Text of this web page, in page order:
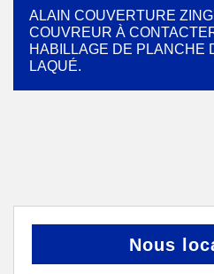
ALAIN COUVERTURE
COUVREUR À
HABILLAGE DE PLANCHE
LAQUÉ.
Nous